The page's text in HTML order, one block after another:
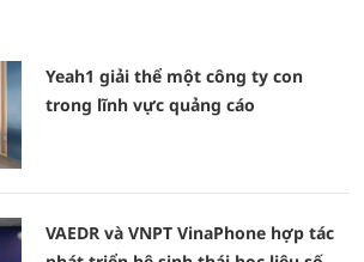
Yeah1 giải thể một công ty con
trong lĩnh vực quảng cáo
VAEDR và VNPT VinaPhone hợp tác